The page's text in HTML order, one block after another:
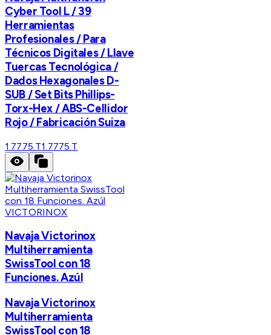
Cyber Tool L / 39
Herramientas
Profesionales / Para
Técnicos Digitales / Llave
Tuercas Tecnológica /
Dados Hexagonales D-
SUB / Set Bits Phillips-
Torx-Hex / ABS-Cellidor
Rojo / Fabricación Suiza
1.7775.T1.7775.T
VICTORINOX
Navaja Victorinox
Multiherramienta
SwissTool con 18
Funciones. Azúl
Navaja Victorinox
Multiherramienta
SwissTool con 18